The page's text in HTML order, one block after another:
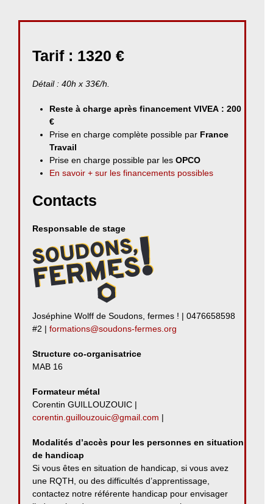
Tarif : 1320 €
Détail : 40h x 33€/h.
Reste à charge après financement VIVEA : 200
€
Prise en charge complète possible par France
Travail
Prise en charge possible par lesOPCO
En savoir + sur les financements possibles
Contacts
Responsable de stage
Joséphine Wolff de Soudons, fermes ! | 0476658598
#2 | formations@soudons-fermes.org
Structure co-organisatrice
MAB 16
Formateur métal
Corentin GUILLOUZOUIC |
corentin.guillouzouic@gmail.com |
Modalités d’accès pour les personnes en situation
de handicap
Si vous êtes en situation de handicap, si vous avez
une RQTH, ou des difficultés d’apprentissage,
contactez notre référente handicap pour envisager